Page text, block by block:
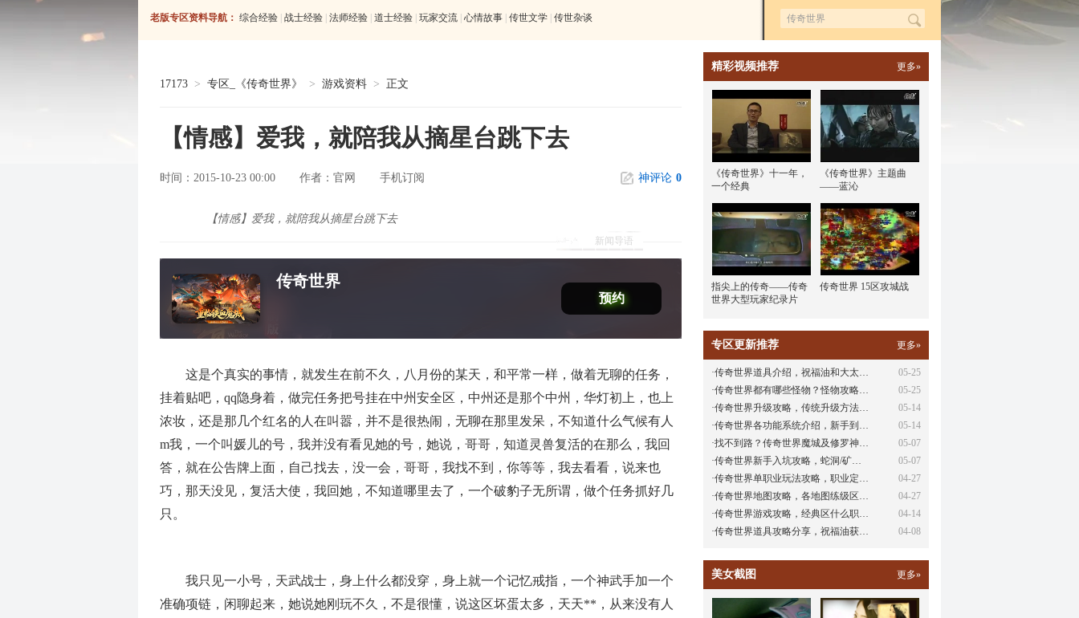
老版专区资料导航： 综合经验 战士经验 法师经验 道士经验 玩家交流 心情故事 传世文学 传世杂谈 *
17173 > 专区_《传奇世界》 > 游戏资料 > 正文
【情感】爱我，就陪我从摘星台跳下去
时间：2015-10-23 00:00 作者： 官网 手机订阅 神评论 0
新闻导语
【情感】爱我，就陪我从摘星台跳下去
传奇世界
预约
这是个真实的事情，就发生在前不久，八月份的某天，和平常一样，做着无聊的任务，
挂着贴吧，qq隐身着，做完任务把号挂在中州安全区，中州还是那个中州，华灯初上，也上
浓妆，还是那几个红名的人在叫嚣，并不是很热闹，无聊在那里发呆，不知道什么气候有人
m我，一个叫媛儿的号，我并没有看见她的号，她说，哥哥，知道灵兽复活的在那么，我回
答，就在公告牌上面，自己找去，没一会，哥哥，我找不到，你等等，我去看看，说来也
巧，那天没见，复活大使，我回她，不知道哪里去了，一个破豹子无所谓，做个任务抓好几
只。
我只见一小号，天武战士，身上什么都没穿，身上就一个记忆戒指，一个神武手加一个
准确项链，闲聊起来，她说她刚玩不久，不是很懂，说这区坏蛋太多，天天**，从来没有人
精彩视频推荐 更多»
《传奇世界》十一年，
一个经典
《传奇世界》主题曲
——蓝沁
指尖上的传奇——传奇
世界大型玩家纪录片
传奇世界 15区攻城战
专区更新推荐 更多»
05-25
·传奇世界道具介绍，祝福油和大太…
05-25
·传奇世界都有哪些怪物？怪物攻略…
05-14
·传奇世界升级攻略，传统升级方法…
05-14
·传奇世界各功能系统介绍，新手到…
05-07
·找不到路？传奇世界魔城及修罗神…
05-07
·传奇世界新手入坑攻略，蛇洞/矿…
04-27
·传奇世界单职业玩法攻略，职业定…
04-27
·传奇世界地图攻略，各地图练级区…
04-14
·传奇世界游戏攻略，经典区什么职…
04-08
·传奇世界道具攻略分享，祝福油获…
美女截图 更多»